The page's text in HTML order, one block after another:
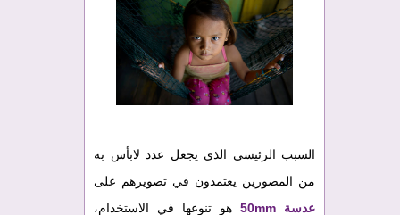
السبب الرئيسي الذي يجعل عدد لابأس به
من المصورين يعتمدون في تصويرهم على
عدسة 50mm
هو تنوعها في الاستخدام،